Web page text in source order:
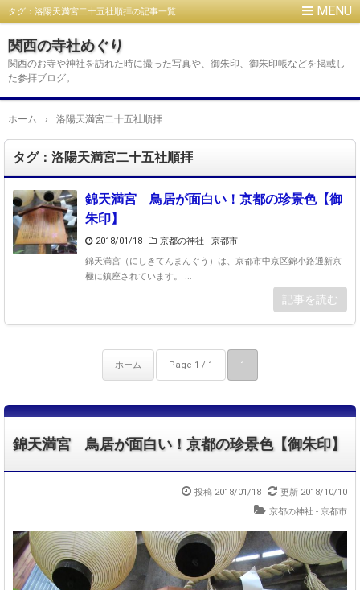
タグ：洛陽天満宮二十五社順拝の記事一覧
関西の寺社めぐり
関西のお寺や神社を訪れた時に撮った写真や、御朱印、御朱印帳などを掲載し
た参拝ブログ。
ホーム › 洛陽天満宮二十五社順拝
タグ：洛陽天満宮二十五社順拝
錦天満宮 鳥居が面白い！京都の珍景色【御
朱印】
2018/01/18
京都の神社 - 京都市
錦天満宮（にしきてんまんぐう）は、京都市中京区錦小路通新京
極に鎮座されています。 ...
記事を読む
ホーム Page 1 / 1 1
錦天満宮 鳥居が面白い！京都の珍景色【御朱印】
投稿 2018/01/18
更新 2018/10/10
京都の神社 - 京都市